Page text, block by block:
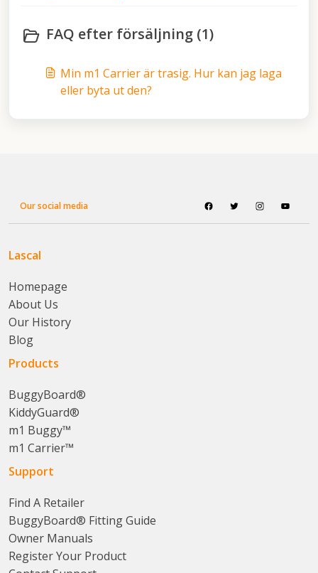
FAQ efter försäljning (1)
Min m1 Carrier är trasig. Hur kan jag laga
eller byta ut den?
Our social media
Lascal
Homepage
About Us
Our History
Blog
Products
BuggyBoard®
KiddyGuard®
m1 Buggy™
m1 Carrier™
Support
Find A Retailer
BuggyBoard® Fitting Guide
Owner Manuals
Register Your Product